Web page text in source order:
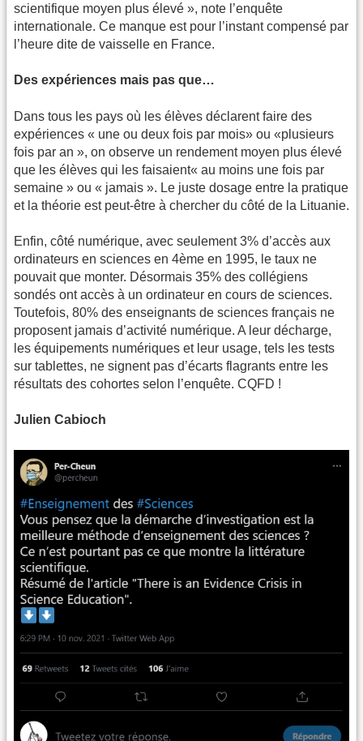
scientifique moyen plus élevé », note l’enquête
internationale. Ce manque est pour l’instant compensé par
l’heure dite de vaisselle en France.
Des expériences mais pas que…
Dans tous les pays où les élèves déclarent faire des
expériences « une ou deux fois par mois» ou «plusieurs
fois par an », on observe un rendement moyen plus élevé
que les élèves qui les faisaient« au moins une fois par
semaine » ou « jamais ». Le juste dosage entre la pratique
et la théorie est peut-être à chercher du côté de la Lituanie.
Enfin, côté numérique, avec seulement 3% d’accès aux
ordinateurs en sciences en 4ème en 1995, le taux ne
pouvait que monter. Désormais 35% des collégiens
sondés ont accès à un ordinateur en cours de sciences.
Toutefois, 80% des enseignants de sciences français ne
proposent jamais d’activité numérique. A leur décharge,
les équipements numériques et leur usage, tels les tests
sur tablettes, ne signent pas d’écarts flagrants entre les
résultats des cohortes selon l’enquête. CQFD !
Julien Cabioch